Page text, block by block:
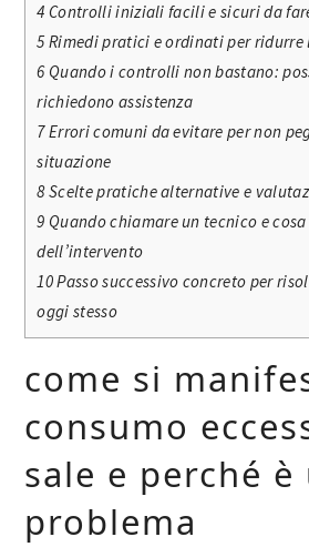
4 Controlli iniziali facili e sicuri da
5Rimedi pratici e ordinati per ridurre
6Quando i controlli non bastano:
richiedono assistenza
7Errori comuni da evitare per non
situazione
8Scelte pratiche alternative e
9 Quando chiamare un tecnico e
dell’intervento
10Passo successivo concreto per
oggi stesso
come si
consumo
sale e perché è
problema